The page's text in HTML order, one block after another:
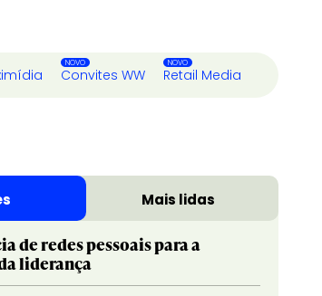
Convites WW Retail Media
Mais lidas
de redes pessoais para a
liderança